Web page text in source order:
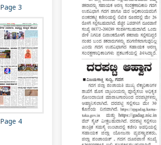
Page 3
Page 4